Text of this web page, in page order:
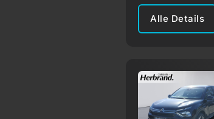
Alle Details